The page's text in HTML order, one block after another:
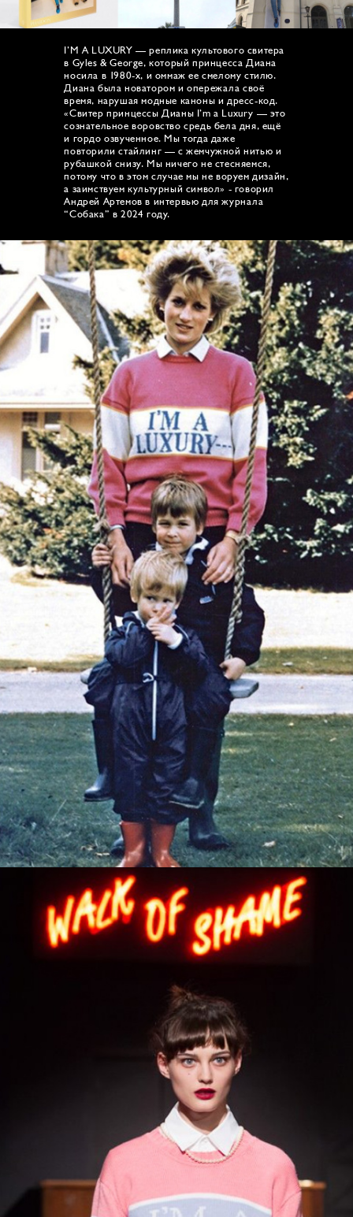
I’M A LUXURY — реплика культового свитера
в Gyles & George, который принцесса Диана
носила в 1980-х, и оммаж ее смелому стилю.
Диана была новатором и опережала своё
время, нарушая модные каноны и дресс-код.
«Свитер принцессы Дианы I’m a Luxury — это
сознательное воровство средь бела дня, ещё
и гордо озвученное. Мы тогда даже
повторили стайлинг — с жемчужной нитью и
рубашкой снизу. Мы ничего не стесняемся,
потому что в этом случае мы не воруем дизайн,
а заимствуем культурный символ» - говорил
Андрей Артемов в интервью для журнала
“Собака” в 2024 году.